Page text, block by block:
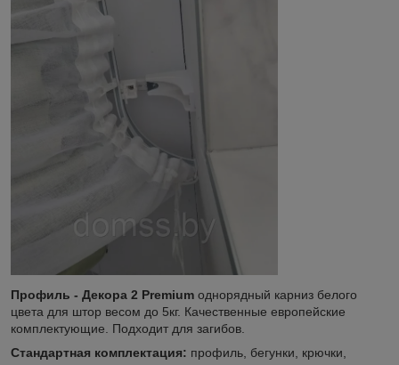
Профиль - Декора 2 Premium однорядный карниз белого
цвета для штор весом до 5кг. Качественные европейские
комплектующие. Подходит для загибов.
Стандартная комплектация: профиль, бегунки, крючки,